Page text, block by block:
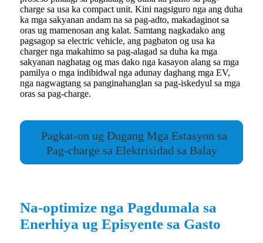
charge sa usa ka compact unit. Kini nagsiguro nga ang duha
ka mga sakyanan andam na sa pag-adto, makadaginot sa
oras ug mamenosan ang kalat. Samtang nagkadako ang
pagsagop sa electric vehicle, ang pagbaton og usa ka
charger nga makahimo sa pag-alagad sa duha ka mga
sakyanan naghatag og mas dako nga kasayon ​​alang sa mga
pamilya o mga indibidwal nga adunay daghang mga EV,
nga nagwagtang sa panginahanglan sa pag-iskedyul sa mga
oras sa pag-charge.
Pagkat-on ug Dugang Mga Estasyon sa
Pag-charge sa Elektrisidad sa Balay
Na-optimize nga Pagdumala sa
Enerhiya ug Episyente sa Gasto